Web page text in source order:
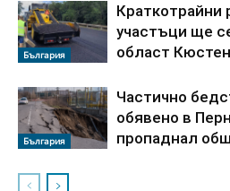
България
Краткотрайни
участъци ще
област
България
Частично
обявено в
пропаднал